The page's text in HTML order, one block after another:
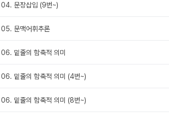
문장삽입 (9번~)
문맥어휘추론
밑줄의 함축적 의미
밑줄의 함축적 의미 (4번~)
밑줄의 함축적 의미 (8번~)